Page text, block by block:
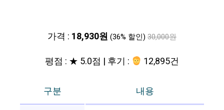
가격 : 18,930원 (36% 할인) 30,000원
평점 : ★ 5.0점 | 후기 : 12,895건
구분
내용